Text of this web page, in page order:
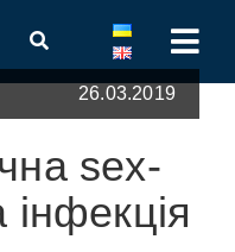
26.03.2019
sex-